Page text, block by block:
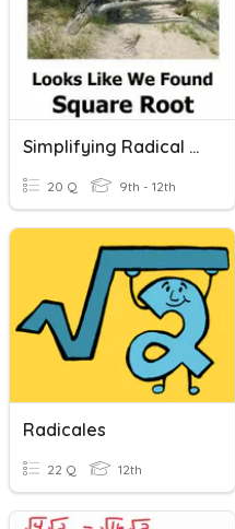
Simplifying Radical Expressions
20 Q 9th - 12th
Radicales
22 Q 12th